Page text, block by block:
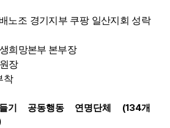
노조 경기지부 쿠팡 일산지회 성락
희망본부 본부장
장
착
기 공동행동 연명단체 (134개